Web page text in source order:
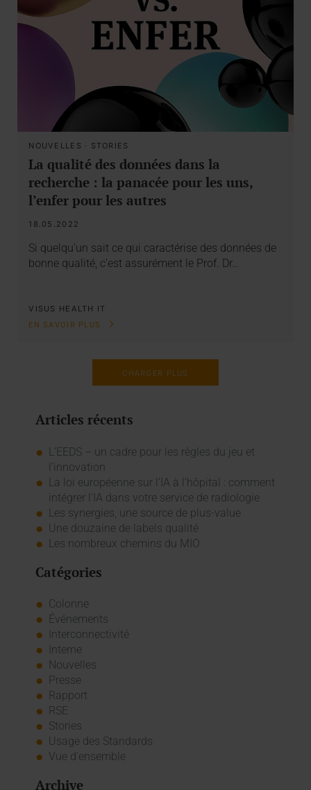
NOUVELLES · STORIES
La qualité des données dans la
recherche : la panacée pour les uns,
l’enfer pour les autres
18.05.2022
Si quelqu’un sait ce qui caractérise des données de
bonne qualité, c’est assurément le Prof. Dr…
VISUS HEALTH IT
EN SAVOIR PLUS
CHARGER PLUS
Articles récents
L’EEDS – un cadre pour les règles du jeu et
l’innovation
La loi européenne sur l'IA à l'hôpital : comment
intégrer l'IA dans votre service de radiologie
Les synergies, une source de plus-value
Une douzaine de labels qualité
Les nombreux chemins du MIO
Catégories
Colonne
Événements
Interconnectivité
Interne
Nouvelles
Presse
Rapport
RSE
Stories
Usage des Standards
Vue d'ensemble
Archive